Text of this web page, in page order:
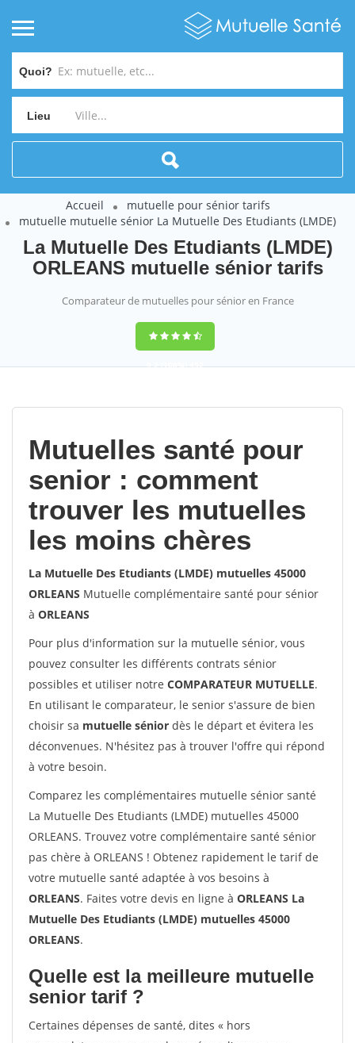
Quoi?
Lieu
Accueil
mutuelle pour sénior tarifs
mutuelle mutuelle sénior La Mutuelle Des Etudiants (LMDE)
La Mutuelle Des Etudiants (LMDE)
ORLEANS mutuelle sénior tarifs
Comparateur de mutuelles pour sénior en France
9,2(100%)452
Mutuelles santé pour
senior : comment
trouver les mutuelles
les moins chères
La Mutuelle Des Etudiants (LMDE) mutuelles 45000
ORLEANS Mutuelle complémentaire santé pour sénior
à ORLEANS
Pour plus d'information sur la mutuelle sénior, vous
pouvez consulter les différents contrats sénior
possibles et utiliser notre COMPARATEUR MUTUELLE.
En utilisant le comparateur, le senior s'assure de bien
choisir sa mutuelle sénior dès le départ et évitera les
déconvenues. N'hésitez pas à trouver l'offre qui répond
à votre besoin.
Comparez les complémentaires mutuelle sénior santé
La Mutuelle Des Etudiants (LMDE) mutuelles 45000
ORLEANS. Trouvez votre complémentaire santé sénior
pas chère à ORLEANS ! Obtenez rapidement le tarif de
votre mutuelle santé adaptée à vos besoins à
ORLEANS. Faites votre devis en ligne à ORLEANS La
Mutuelle Des Etudiants (LMDE) mutuelles 45000
ORLEANS.
Quelle est la meilleure mutuelle
senior tarif ?
Certaines dépenses de santé, dites « hors